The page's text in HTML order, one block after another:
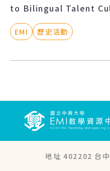
to Bilingual Talent
EMI 歷史活動
地址 402202 台